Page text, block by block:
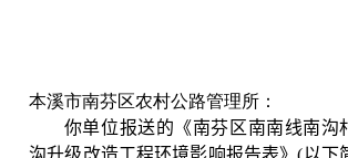
本溪市南芬区农村公路管理所：
你单位报送的《南芬区南南线南沟
沟升级改造工程环境影响报告表》(以下